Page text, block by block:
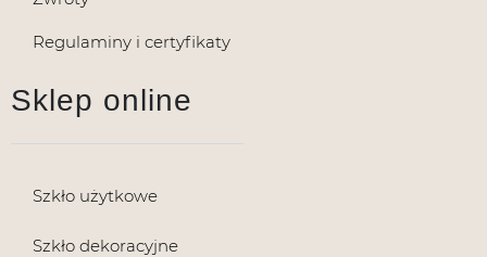
Regulaminy i certyfikaty
Sklep online
Szkło użytkowe
Szkło dekoracyjne